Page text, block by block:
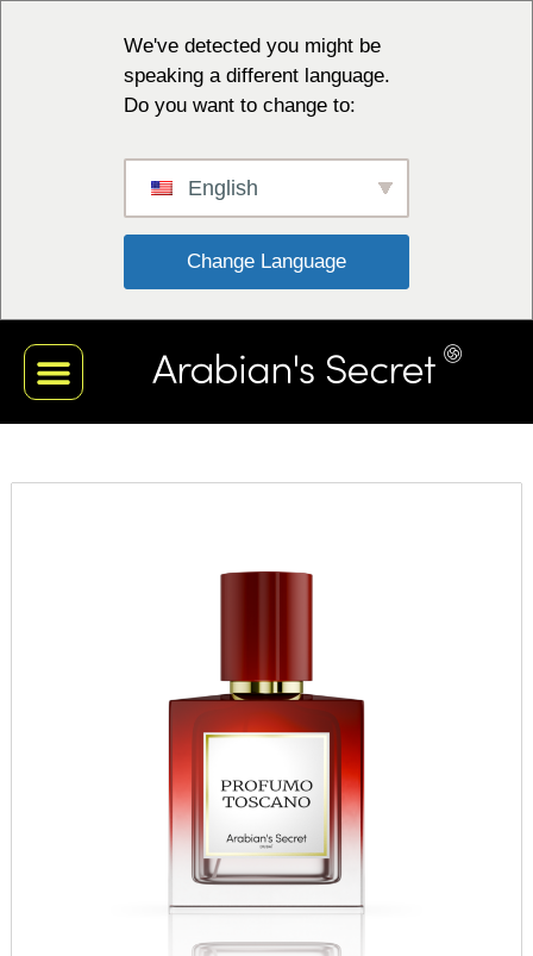
We've detected you might be
speaking a different language.
Do you want to change to:
English
Change Language